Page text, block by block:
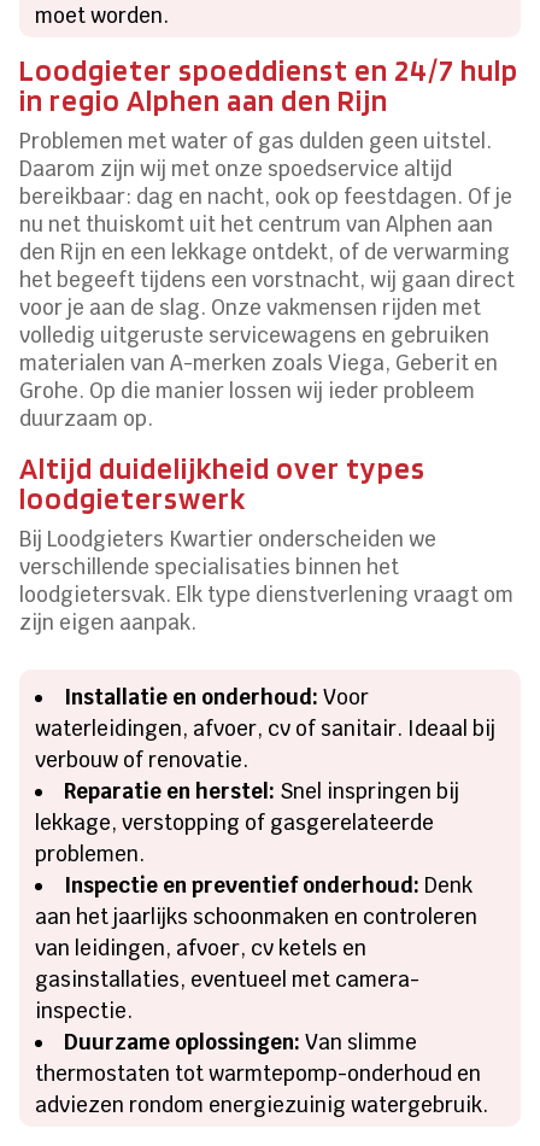
moet worden.
Loodgieter spoeddienst en 24/7 hulp
in regio Alphen aan den Rijn
Problemen met water of gas dulden geen uitstel.
Daarom zijn wij met onze spoedservice altijd
bereikbaar: dag en nacht, ook op feestdagen. Of je
nu net thuiskomt uit het centrum van Alphen aan
den Rijn en een lekkage ontdekt, of de verwarming
het begeeft tijdens een vorstnacht, wij gaan direct
voor je aan de slag. Onze vakmensen rijden met
volledig uitgeruste servicewagens en gebruiken
materialen van A-merken zoals Viega, Geberit en
Grohe. Op die manier lossen wij ieder probleem
duurzaam op.
Altijd duidelijkheid over types
loodgieterswerk
Bij Loodgieters Kwartier onderscheiden we
verschillende specialisaties binnen het
loodgietersvak. Elk type dienstverlening vraagt om
zijn eigen aanpak.
Installatie en onderhoud: Voor
waterleidingen, afvoer, cv of sanitair. Ideaal bij
verbouw of renovatie.
Reparatie en herstel: Snel inspringen bij
lekkage, verstopping of gasgerelateerde
problemen.
Inspectie en preventief onderhoud: Denk
aan het jaarlijks schoonmaken en controleren
van leidingen, afvoer, cv ketels en
gasinstallaties, eventueel met camera-
inspectie.
Duurzame oplossingen: Van slimme
thermostaten tot warmtepomp-onderhoud en
adviezen rondom energiezuinig watergebruik.